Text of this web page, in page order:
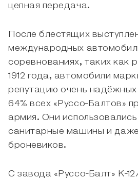
цепная передача.
После блестящих
международных
соревнованиях, таких как
1912 года, автомобили
репутацию очень
64% всех «Руссо-Балтов»
армия. Они
санитарные машины и
броневиков.
С завода «Руссо-Балт» К-